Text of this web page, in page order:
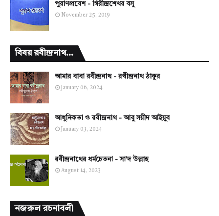
পুরাণপ্রবেশ - গিরীন্দ্রশেখর বসু
November 25, 2019
বিষয় রবীন্দ্রনাথ...
আমার বাবা রবীন্দ্রনাথ - রথীন্দ্রনাথ ঠাকুর
January 06, 2024
আধুনিকতা ও রবীন্দ্রনাথ - আবু সয়ীদ আইয়ুব
January 03, 2024
রবীন্দ্রনাথের ধর্মচেতনা - সা'দ উল্লাহ
August 14, 2023
নজরুল রচনাবলী